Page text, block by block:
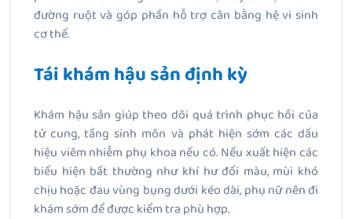
đường ruột và góp phần hỗ trợ cân bằng hệ vi sinh
cơ thể.
Tái khám hậu sản định kỳ
Khám hậu sản giúp theo dõi quá trình phục hồi của
tử cung, tầng sinh môn và phát hiện sớm các dấu
hiệu viêm nhiễm phụ khoa nếu có. Nếu xuất hiện các
biểu hiện bất thường như khí hư đổi màu, mùi khó
chịu hoặc đau vùng bụng dưới kéo dài, phụ nữ nên đi
khám sớm để được kiểm tra phù hợp.